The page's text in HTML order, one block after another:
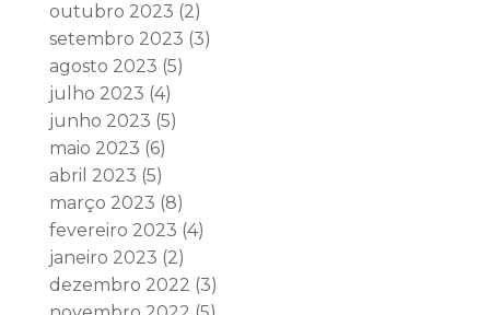
outubro 2023 (2)
setembro 2023 (3)
agosto 2023 (5)
julho 2023 (4)
junho 2023 (5)
maio 2023 (6)
abril 2023 (5)
março 2023 (8)
fevereiro 2023 (4)
janeiro 2023 (2)
dezembro 2022 (3)